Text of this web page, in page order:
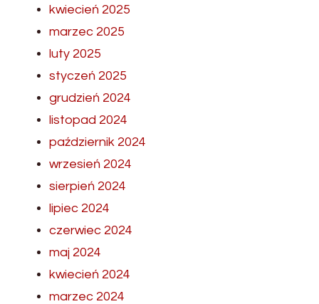
kwiecień 2025
marzec 2025
luty 2025
styczeń 2025
grudzień 2024
listopad 2024
październik 2024
wrzesień 2024
sierpień 2024
lipiec 2024
czerwiec 2024
maj 2024
kwiecień 2024
marzec 2024